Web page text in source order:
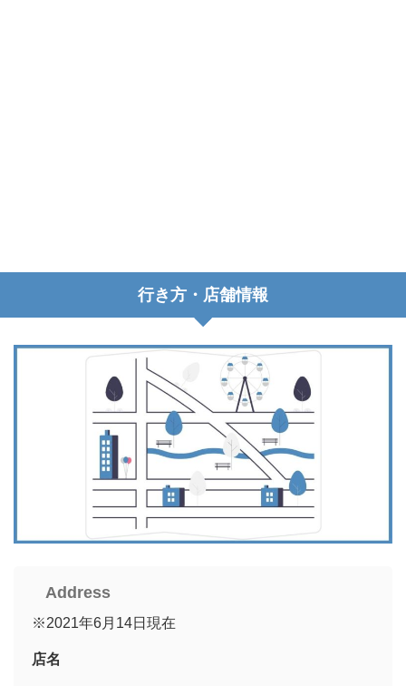
行き方・店舗情報
Address
※2021年6月14日現在
店名